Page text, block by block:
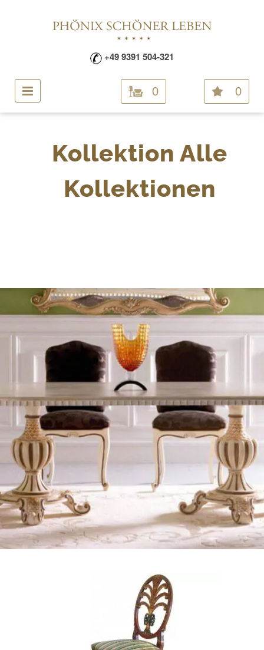
+49 9391 504-321
0 0
Kollektion Alle
Kollektionen